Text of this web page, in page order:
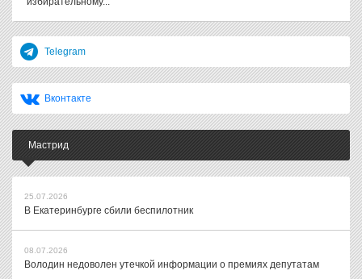
Telegram
Вконтакте
Мастрид
25.07.2026
В Екатеринбурге сбили беспилотник
08.07.2026
Володин недоволен утечкой информации о премиях депутатам